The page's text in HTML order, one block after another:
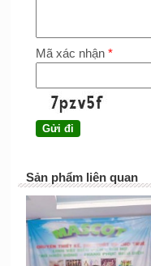
Mã xác nhận *
Sản phẩm liên quan